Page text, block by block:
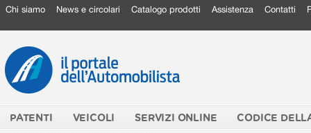
Chi siamo News e circolari Catalogo prodotti Assistenza Contatti
PATENTI VEICOLI SERVIZI ONLINE CODICE